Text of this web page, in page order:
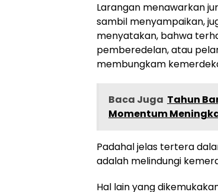
Larangan menawarkan
sambil menyampaikan,
menyatakan, bahwa
pemberedelan, atau
membungkam
Baca Juga Tahun
Momentum
Padahal jelas tertera
adalah melindungi
Hal lain yang